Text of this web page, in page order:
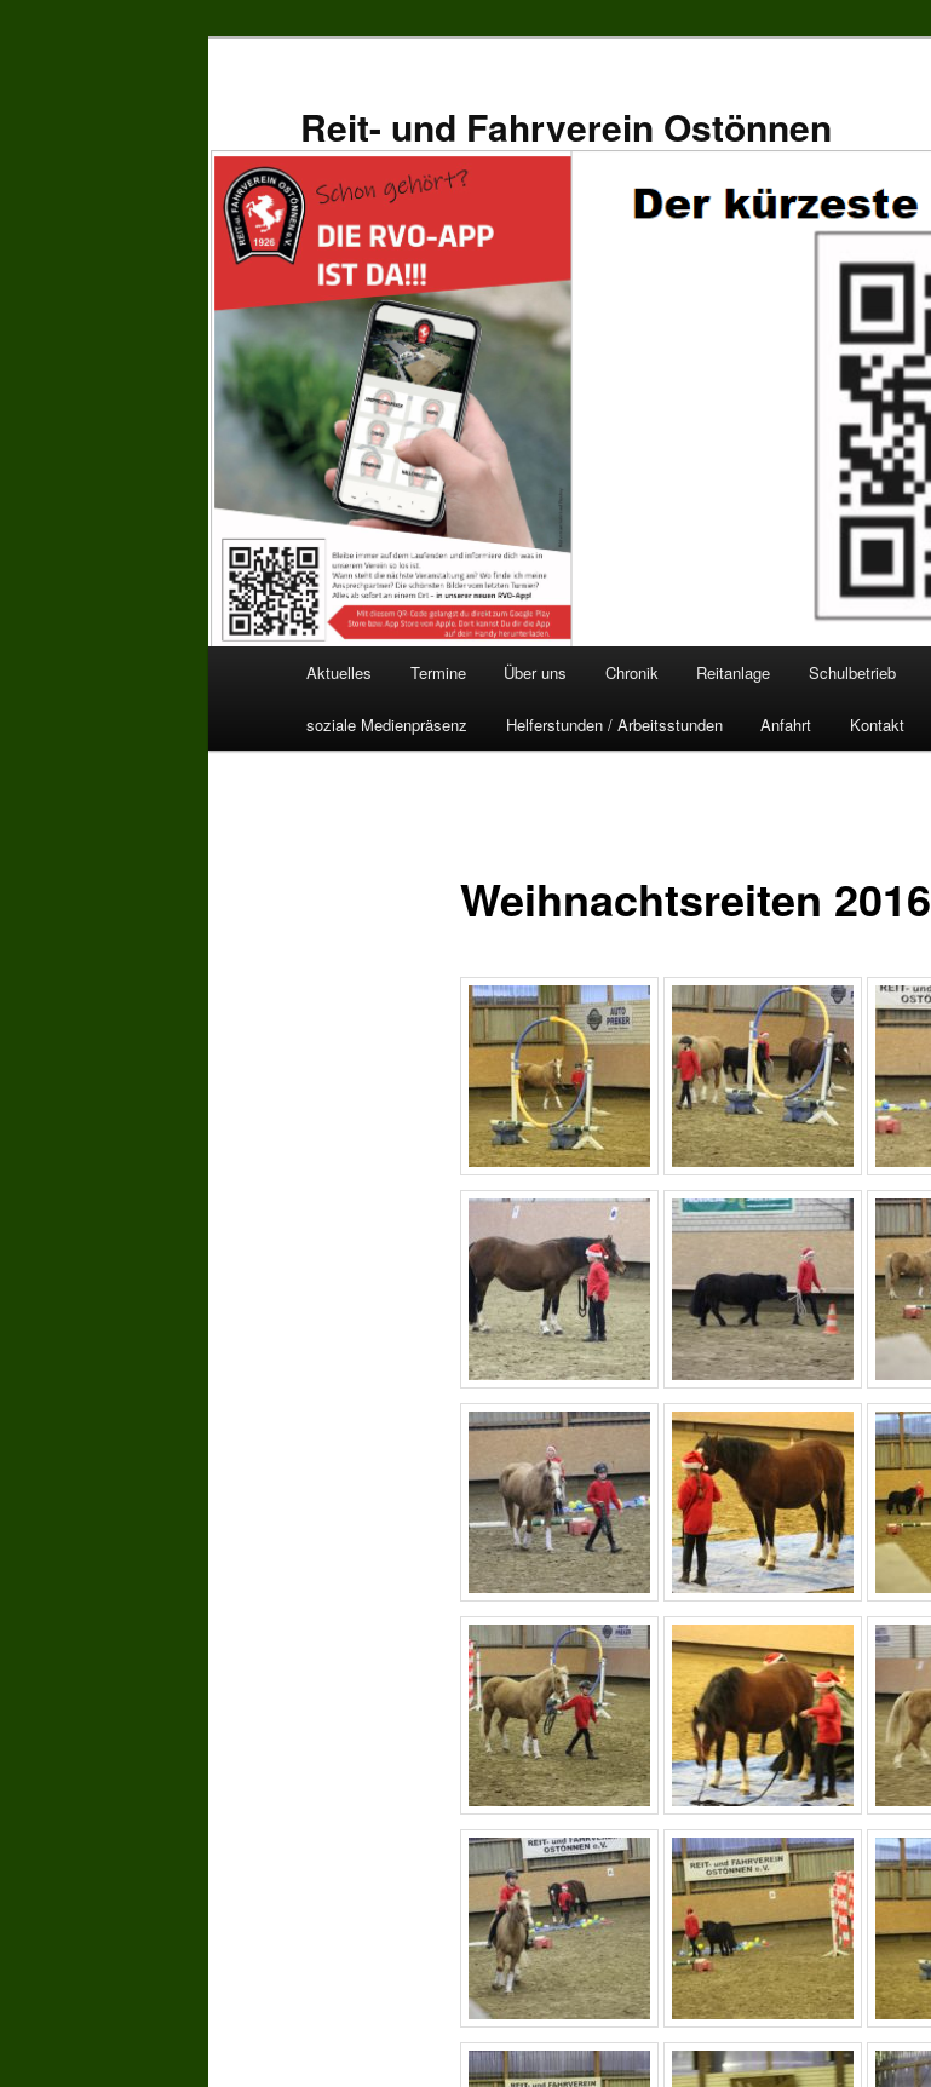
Reit- und Fahrverein Ostönnen
Aktuelles Termine Über uns Chronik Reitanlage Schulbetrieb
soziale Medienpräsenz Helferstunden / Arbeitsstunden Anfahrt Kontakt
Weihnachtsreiten 2016